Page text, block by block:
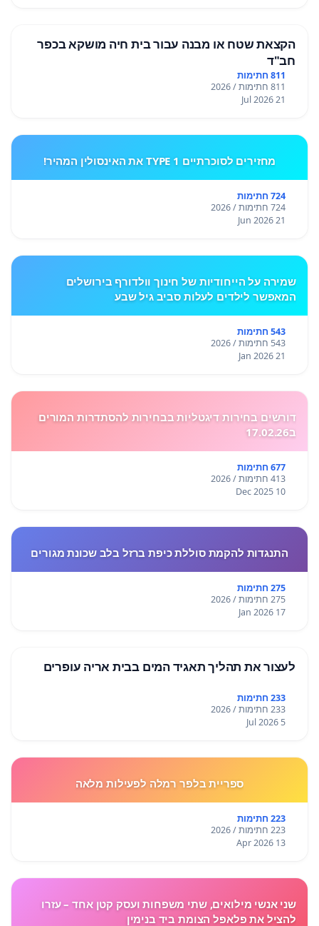
הקצאת שטח או מבנה עבור בית חיה מושקא בכפר
חב"ד
811 חתימות
811 חתימות / 2026
21 Jul 2026
מחזירים לסוכרתיים TYPE 1 את האינסולין המהיר!
724 חתימות
724 חתימות / 2026
21 Jun 2026
שמירה על הייחודיות של חינוך וולדורף בירושלים
המאפשר לילדים לעלות סביב גיל שבע
543 חתימות
543 חתימות / 2026
21 Jan 2026
דורשים בחירות דיגטליות בבחירות להסתדרות המורים
ב17.02.26
677 חתימות
413 חתימות / 2026
10 Dec 2025
התנגדות להקמת סוללת כיפת ברזל בלב שכונת מגורים
275 חתימות
275 חתימות / 2026
17 Jan 2026
לעצור את תהליך תאגיד המים בבית אריה עופרים
233 חתימות
233 חתימות / 2026
5 Jul 2026
ספריית בלפר רמלה לפעילות מלאה
223 חתימות
223 חתימות / 2026
13 Apr 2026
שני אנשי מילואים, שתי משפחות ועסק קטן אחד – עזרו
להציל את פלאפל הצומת ביד בנימין